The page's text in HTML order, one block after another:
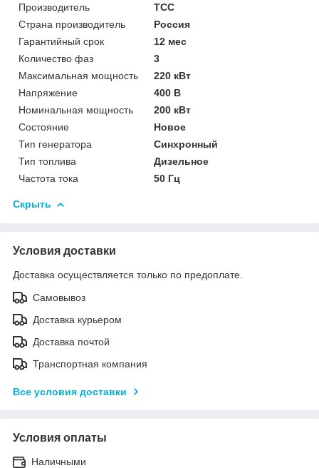
Производитель
ТСС
Страна производитель
Россия
Гарантийный срок
12 мес
Количество фаз
3
Максимальная мощность
220 кВт
Напряжение
400 В
Номинальная мощность
200 кВт
Состояние
Новое
Тип генератора
Синхронный
Тип топлива
Дизельное
Частота тока
50 Гц
Скрыть
Условия доставки
Доставка осуществляется только по предоплате.
Самовывоз
Доставка курьером
Доставка почтой
Транспортная компания
Все условия доставки
Условия оплаты
Наличными